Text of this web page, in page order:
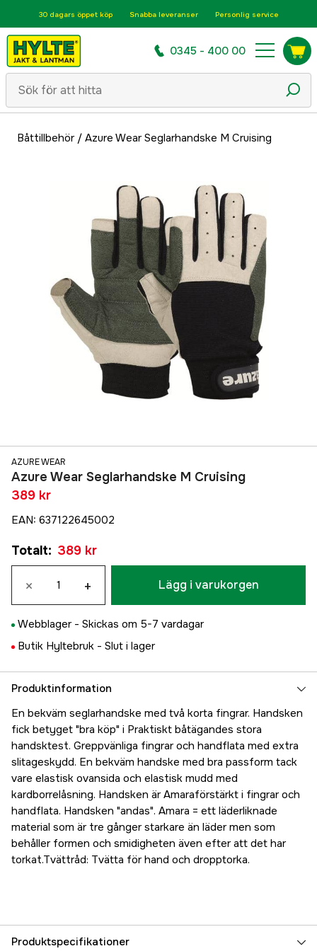
30 dagars öppet köp Snabba leveranser Personlig service
0345 - 400 00
Båttillbehör/ Azure Wear Seglarhandske M Cruising
AZURE WEAR
Azure Wear Seglarhandske M Cruising
389 kr
EAN: 637122645002
Totalt: 389 kr
× + Lägg i varukorgen
Webblager - Skickas om 5-7 vardagar
Butik Hyltebruk - Slut i lager
Produktinformation
En bekväm seglarhandske med två korta fingrar. Handsken
fick betyget "bra köp" i Praktiskt båtägandes stora
handsktest. Greppvänliga fingrar och handflata med extra
slitageskydd. En bekväm handske med bra passform tack
vare elastisk ovansida och elastisk mudd med
kardborrelåsning. Handsken är Amaraförstärkt i fingrar och
handflata. Handsken "andas". Amara = ett läderliknade
material som är tre gånger starkare än läder men som
behåller formen och smidigheten även efter att det har
torkat.Tvättråd: Tvätta för hand och dropptorka.
Produktspecifikationer